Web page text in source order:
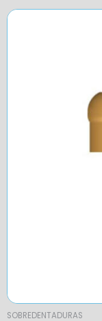
SOBREDENTADURAS